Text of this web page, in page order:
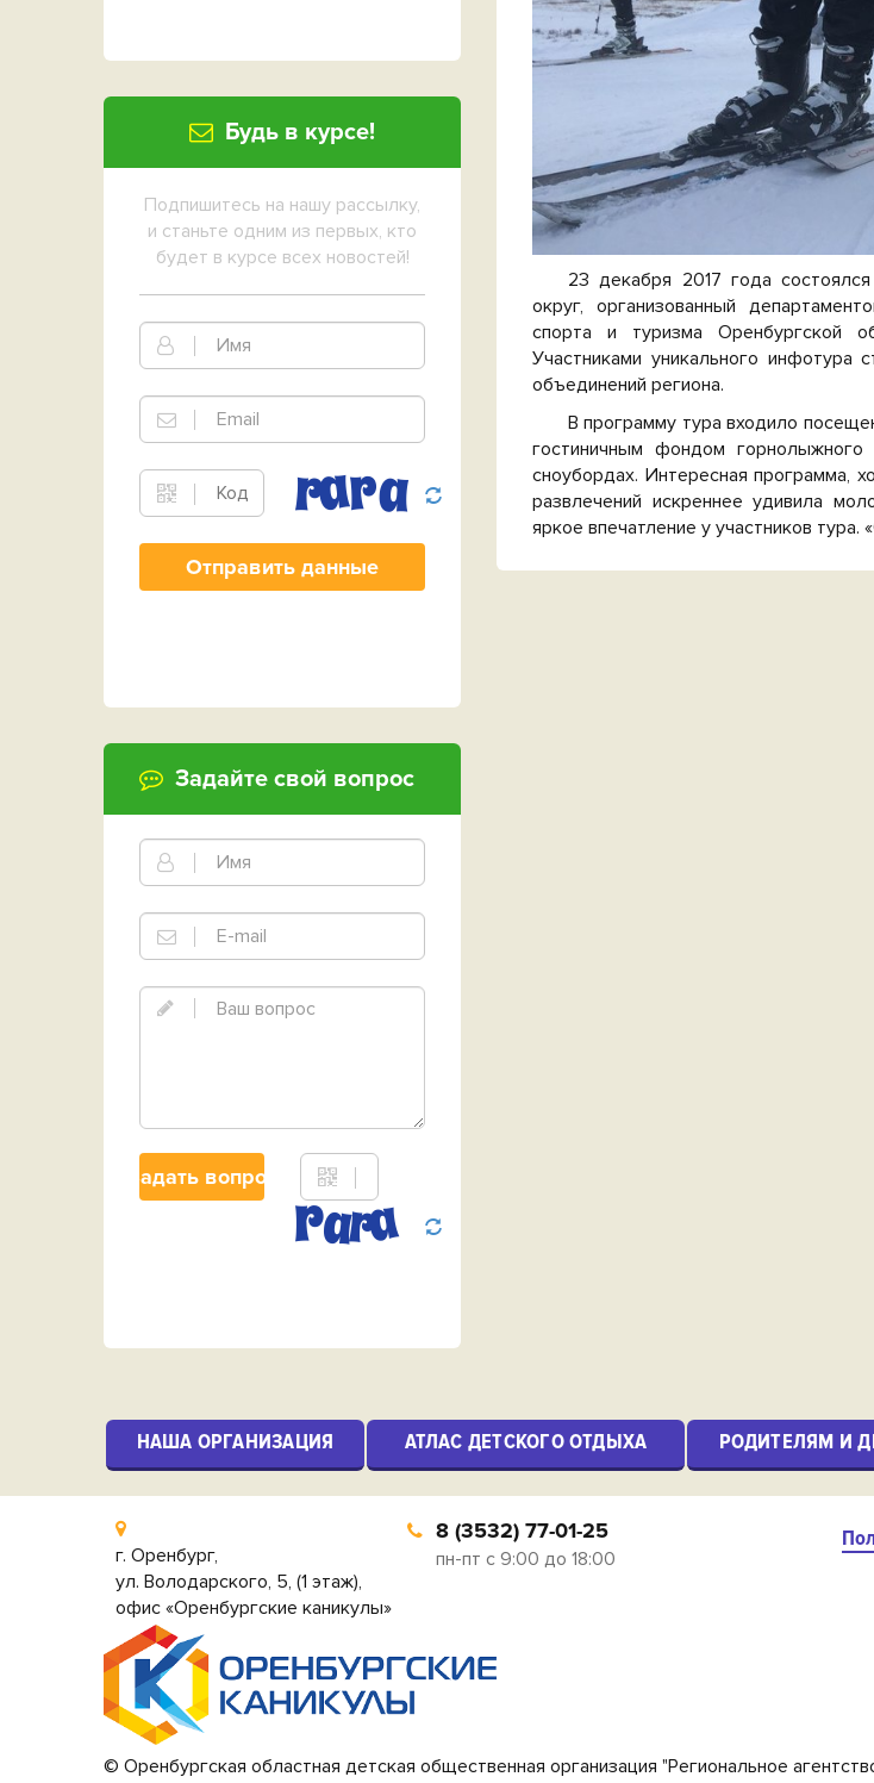
23 декабря 2017 года
округ, организованный
спорта и туризма Оренбургской
Участниками уникального
объединений региона.
В программу тура входило
гостиничным фондом
сноубордах. Интересная программа,
развлечений искреннее удивила
яркое впечатление у участников
Будь в курсе!
Подпишитесь на нашу рассылку,
и станьте одним из первых, кто
будет в курсе всех новостей!
Задайте свой вопрос
НАША ОРГАНИЗАЦИЯ АТЛАС ДЕТСКОГО ОТДЫХА РОДИТЕЛЯМ И
г. Оренбург,
ул. Володарского, 5, (1 этаж),
офис «Оренбургские каникулы»
8 (3532) 77-01-25
пн-пт с 9:00 до 18:00
© Оренбургская областная детская общественная организация "Региональное